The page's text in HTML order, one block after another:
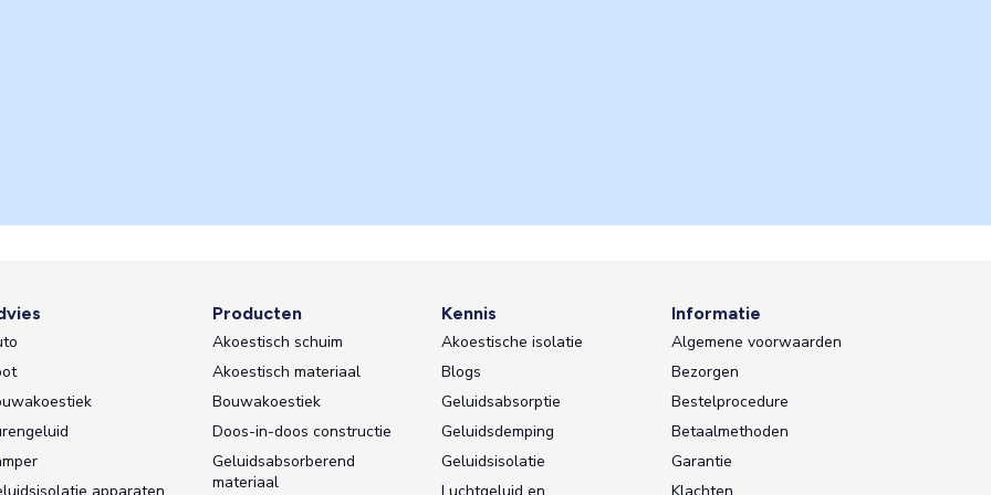
Producten
Akoestisch schuim
Akoestisch materiaal
Bouwakoestiek
Doos-in-doos constructie
Geluidsabsorberend
materiaal
Kennis
Akoestische isolatie
Blogs
Geluidsabsorptie
Geluidsdemping
Geluidsisolatie
Informatie
Algemene voorwaarden
Bezorgen
Bestelprocedure
Betaalmethoden
Garantie